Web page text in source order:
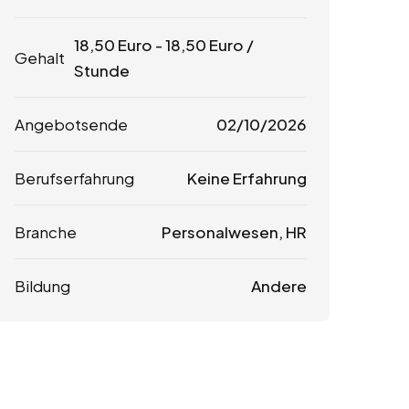
Gehalt
18,50 Euro -18,50 Euro /
Stunde
Angebotsende 02/10/2026
Berufserfahrung Keine Erfahrung
Branche Personalwesen, HR
Bildung Andere